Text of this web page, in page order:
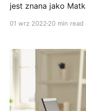
jest znana jako
Hannie pięć pytań
01 wrz 2022 20 min read